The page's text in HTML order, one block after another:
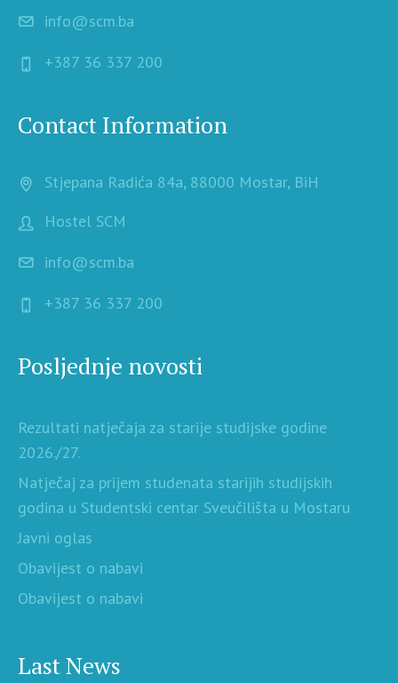
info@scm.ba
+387 36 337 200
Contact Information
Stjepana Radića 84a, 88000 Mostar, BiH
Hostel SCM
info@scm.ba
+387 36 337 200
Posljednje novosti
Rezultati natječaja za starije studijske godine
2026./27.
Natječaj za prijem studenata starijih studijskih
godina u Studentski centar Sveučilišta u Mostaru
Javni oglas
Obavijest o nabavi
Obavijest o nabavi
Last News